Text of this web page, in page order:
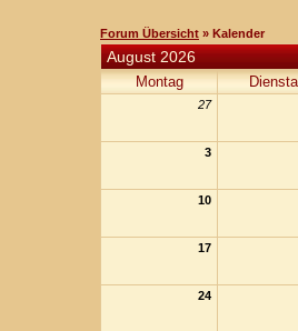
Forum Übersicht » Kalender
August 2026
Montag
27
3
10
17
24